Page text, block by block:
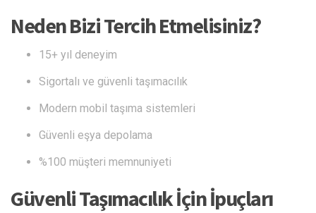
Neden Bizi Tercih Etmelisiniz?
15+ yıl deneyim
Sigortalı ve güvenli taşımacılık
Modern mobil taşıma sistemleri
Güvenli eşya depolama
%100 müşteri memnuniyeti
Güvenli Taşımacılık İçin İpuçları